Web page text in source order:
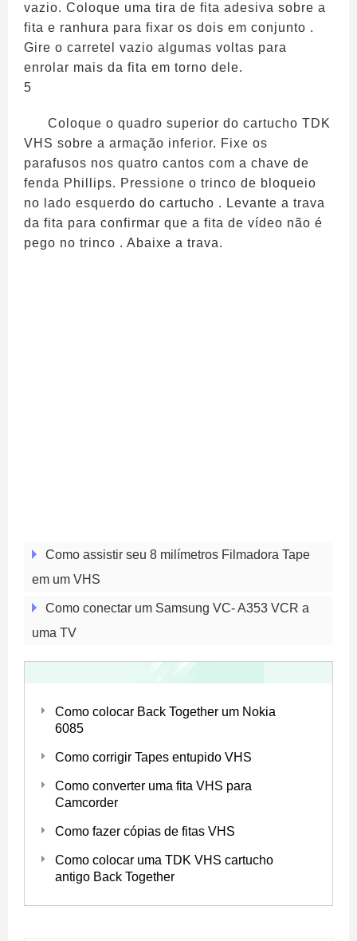
vazio. Coloque uma tira de fita adesiva sobre a
fita e ranhura para fixar os dois em conjunto .
Gire o carretel vazio algumas voltas para
enrolar mais da fita em torno dele.
5
Coloque o quadro superior do cartucho TDK
VHS sobre a armação inferior. Fixe os
parafusos nos quatro cantos com a chave de
fenda Phillips. Pressione o trinco de bloqueio
no lado esquerdo do cartucho . Levante a trava
da fita para confirmar que a fita de vídeo não é
pego no trinco . Abaixe a trava.
Como assistir seu 8 milímetros Filmadora Tape
em um VHS
Como conectar um Samsung VC- A353 VCR a
uma TV
Como colocar Back Together um Nokia
6085
Como corrigir Tapes entupido VHS
Como converter uma fita VHS para
Camcorder
Como fazer cópias de fitas VHS
Como colocar uma TDK VHS cartucho
antigo Back Together